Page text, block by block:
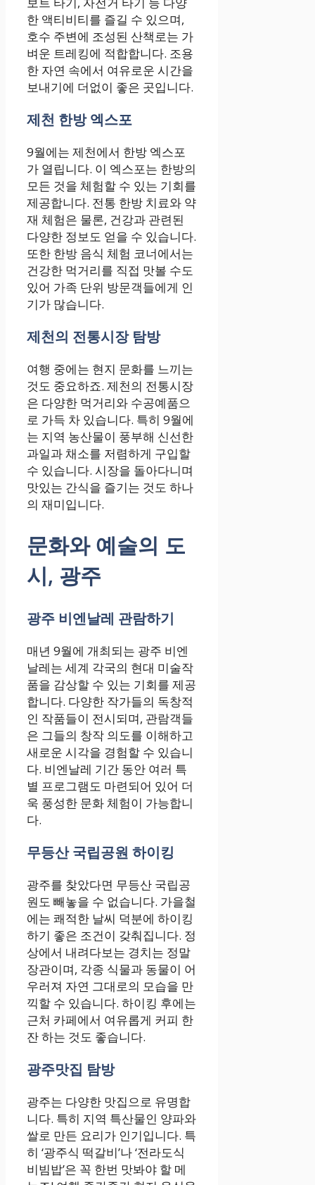
한 액티비티를 즐길 수 있으며,
호수 주변에 조성된 산책로는 가
벼운 트레킹에 적합합니다. 조용
한 자연 속에서 여유로운 시간을
보내기에 더없이 좋은 곳입니다.
제천 한방 엑스포
9월에는 제천에서 한방 엑스포
가 열립니다. 이 엑스포는 한방의
모든 것을 체험할 수 있는 기회를
제공합니다. 전통 한방 치료와 약
재 체험은 물론, 건강과 관련된
다양한 정보도 얻을 수 있습니다.
또한 한방 음식 체험 코너에서는
건강한 먹거리를 직접 맛볼 수도
있어 가족 단위 방문객들에게 인
기가 많습니다.
제천의 전통시장 탐방
여행 중에는 현지 문화를 느끼는
것도 중요하죠. 제천의 전통시장
은 다양한 먹거리와 수공예품으
로 가득 차 있습니다. 특히 9월에
는 지역 농산물이 풍부해 신선한
과일과 채소를 저렴하게 구입할
수 있습니다. 시장을 돌아다니며
맛있는 간식을 즐기는 것도 하나
의 재미입니다.
문화와 예술의 도
시, 광주
광주 비엔날레 관람하기
매년 9월에 개최되는 광주 비엔
날레는 세계 각국의 현대 미술작
품을 감상할 수 있는 기회를 제공
합니다. 다양한 작가들의 독창적
인 작품들이 전시되며, 관람객들
은 그들의 창작 의도를 이해하고
새로운 시각을 경험할 수 있습니
다. 비엔날레 기간 동안 여러 특
별 프로그램도 마련되어 있어 더
욱 풍성한 문화 체험이 가능합니
다.
무등산 국립공원 하이킹
광주를 찾았다면 무등산 국립공
원도 빼놓을 수 없습니다. 가을철
에는 쾌적한 날씨 덕분에 하이킹
하기 좋은 조건이 갖춰집니다. 정
상에서 내려다보는 경치는 정말
장관이며, 각종 식물과 동물이 어
우러져 자연 그대로의 모습을 만
끽할 수 있습니다. 하이킹 후에는
근처 카페에서 여유롭게 커피 한
잔 하는 것도 좋습니다.
광주맛집 탐방
광주는 다양한 맛집으로 유명합
니다. 특히 지역 특산물인 양파와
쌀로 만든 요리가 인기입니다. 특
히 ‘광주식 떡갈비’나 ‘전라도식
비빔밥’은 꼭 한번 맛봐야 할 메